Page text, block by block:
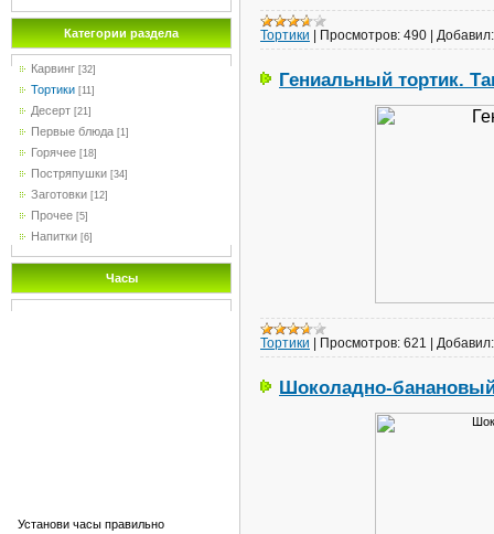
Категории раздела
Карвинг [32]
Тортики [11]
Десерт [21]
Первые блюда [1]
Горячее [18]
Постряпушки [34]
Заготовки [12]
Прочее [5]
Напитки [6]
Часы
Установи часы правильно
Тортики Просмотров: 490 Добавил:
Гениальный тортик.
Тортики Просмотров: 621 Добавил:
Шоколадно-